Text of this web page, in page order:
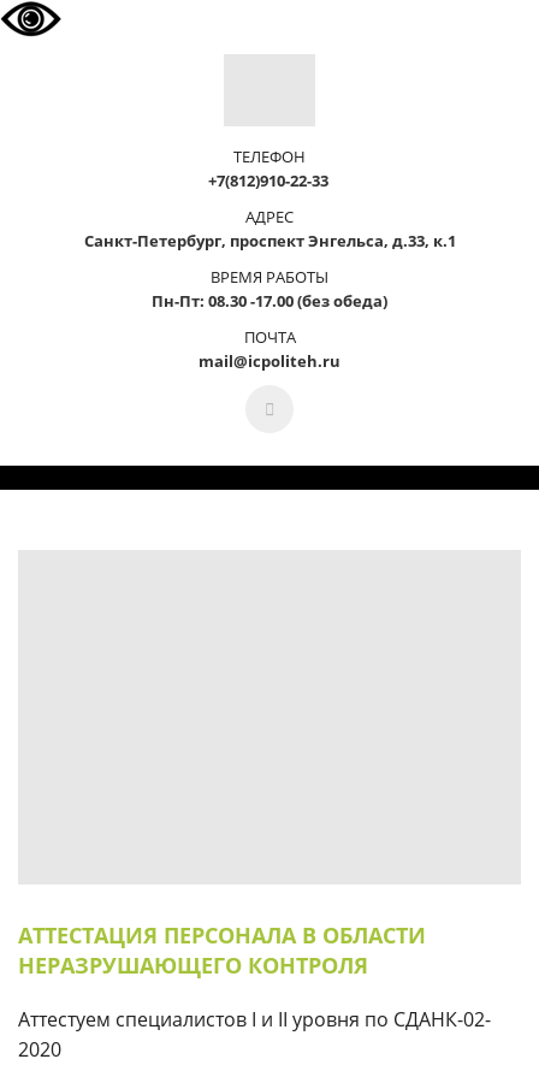
ТЕЛЕФОН
+7(812)910-22-33
АДРЕС
Санкт-Петербург, проспект Энгельса, д.33, к.1
ВРЕМЯ РАБОТЫ
Пн-Пт: 08.30 -17.00 (без обеда)
ПОЧТА
mail@icpoliteh.ru
АТТЕСТАЦИЯ ПЕРСОНАЛА В ОБЛАСТИ
НЕРАЗРУШАЮЩЕГО КОНТРОЛЯ
Аттестуем специалистов I и II уровня по СДАНК-02-
2020